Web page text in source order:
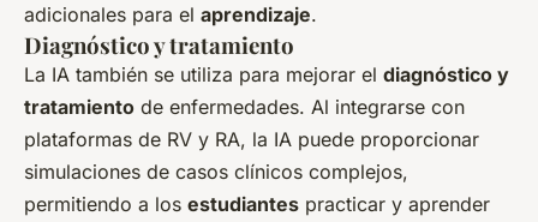
adicionales para el aprendizaje.
Diagnóstico y tratamiento
La IA también se utiliza para mejorar el diagnóstico y
tratamiento de enfermedades. Al integrarse con
plataformas de RV y RA, la IA puede proporcionar
simulaciones de casos clínicos complejos,
permitiendo a los estudiantes practicar y aprender